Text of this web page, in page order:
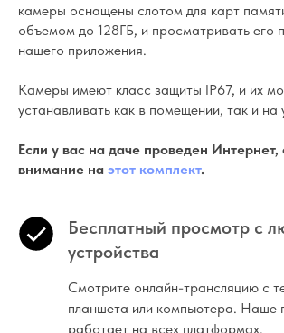
камеры оснащены слотом для карт
объемом до 128ГБ, и просматривать его
нашего приложения.
Камеры имеют класс защиты IP67, и их
устанавливать как в помещении, так и на
Если у вас на даче проведен Интернет,
внимание на этот комплект.
Бесплатный просмотр с
устройства
Смотрите онлайн-трансляцию с
планшета или компьютера. Наше
работает на всех платформах.